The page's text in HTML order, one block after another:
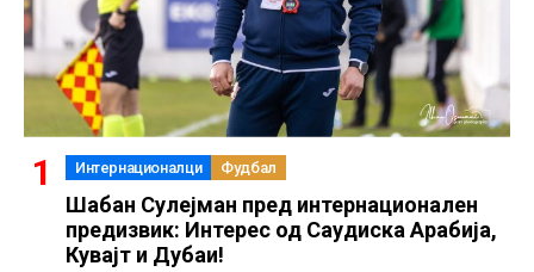
Интернационалци Фудбал
Шабан Сулејман пред интернационален
предизвик: Интерес од Саудиска Арабија,
Кувајт и Дубаи!